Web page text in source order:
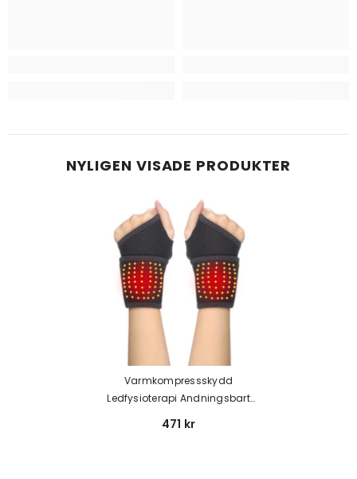
NYLIGEN VISADE PRODUKTER
Varmkompressskydd
Ledfysioterapi Andningsbart
471 kr